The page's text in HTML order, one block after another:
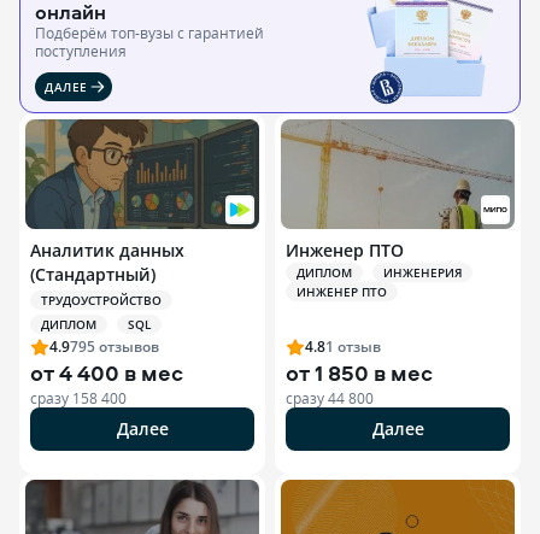
онлайн
Подберём топ-вузы c гарантией
поступления
ДАЛЕЕ
Аналитик данных
(Стандартный)
ТРУДОУСТРОЙСТВО
ДИПЛОМ
SQL
4.9795отзывов
от4 400 в мес
сразу 158 400
Далее
Инженер ПТО
ДИПЛОМ
ИНЖЕНЕРИЯ
ИНЖЕНЕР ПТО
4.81 отзыв
от1 850 в мес
сразу44 800
Далее